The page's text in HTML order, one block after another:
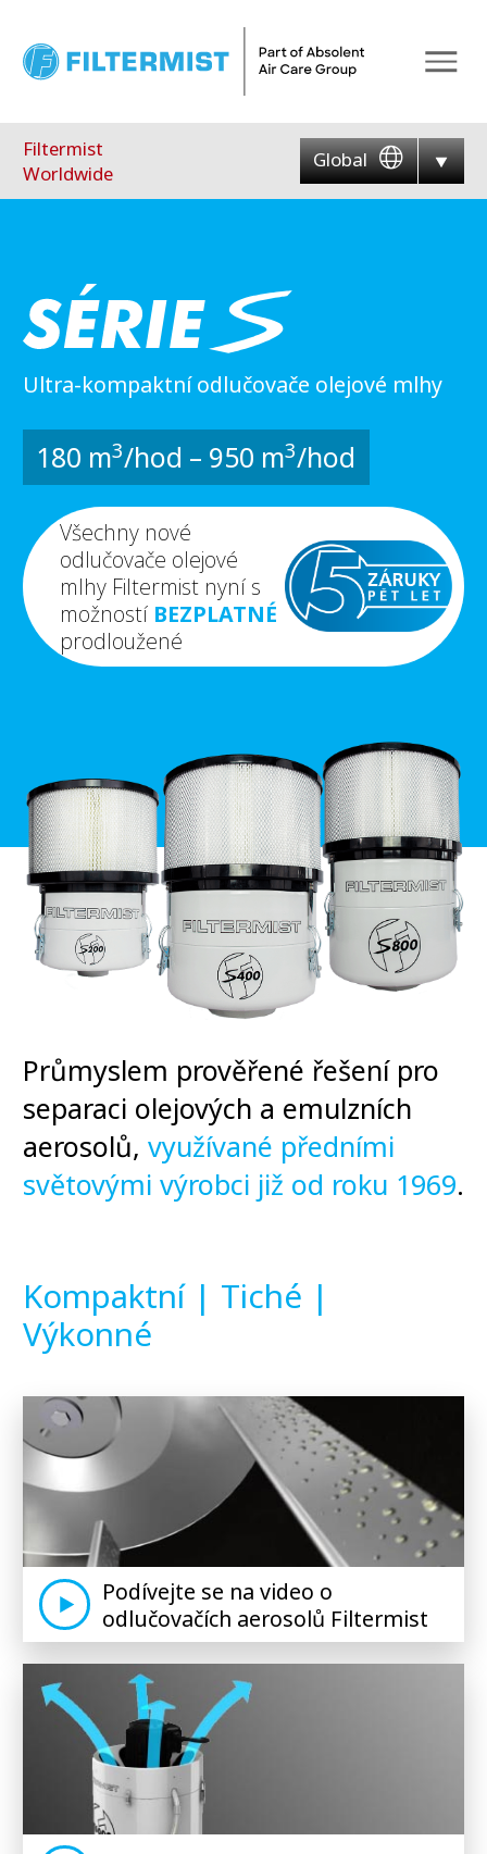
Filtermist
Worldwide
Global
Ultra-kompaktní odlučovače olejové mlhy
180 m3/hod – 950 m3/hod
Všechny nové
odlučovače olejové
mlhy Filtermist nyní s
možností BEZPLATNÉ
prodloužené
Průmyslem prověřené řešení pro
separaci olejových a emulzních
aerosolů, využívané předními
světovými výrobci již od roku 1969.
Kompaktní | Tiché |
Výkonné
Podívejte se na video o
odlučovačích aerosolů Filtermist